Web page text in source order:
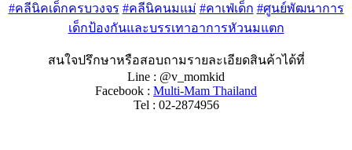
#คลีนิคเด็กครบวงจร #คลีนิคนมแม่ #คาเฟ่เด็ก #ศูนย์พัฒนาการ
เด็กป้องกันและบรรเทาอาการหัวนมแตก
สนใจปรึกษาหรือสอบถามรายละเอียดสินค้าได้ที่
Line : @v_momkid
Facebook : Multi-Mam Thailand
Tel : 02-2874956